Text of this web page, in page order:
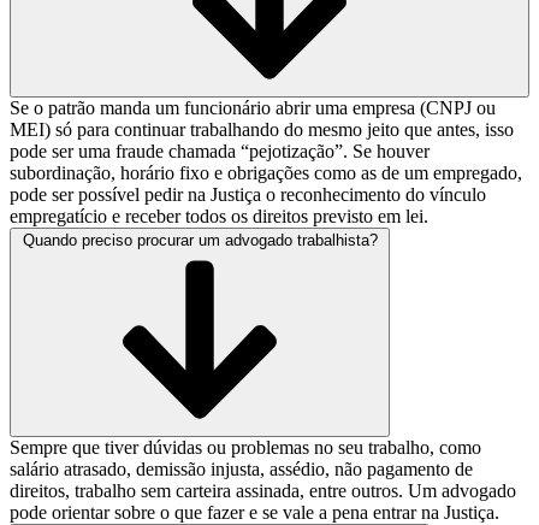
Se o patrão manda um funcionário abrir uma empresa (CNPJ ou
MEI) só para continuar trabalhando do mesmo jeito que antes, isso
pode ser uma fraude chamada “pejotização”. Se houver
subordinação, horário fixo e obrigações como as de um empregado,
pode ser possível pedir na Justiça o reconhecimento do vínculo
empregatício e receber todos os direitos previsto em lei.
Quando preciso procurar um advogado trabalhista?
Sempre que tiver dúvidas ou problemas no seu trabalho, como
salário atrasado, demissão injusta, assédio, não pagamento de
direitos, trabalho sem carteira assinada, entre outros. Um advogado
pode orientar sobre o que fazer e se vale a pena entrar na Justiça.